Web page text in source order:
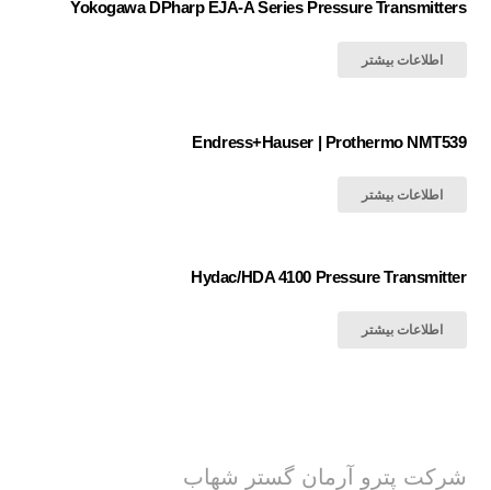
Yokogawa DPharp EJA-A Series Pressure Transmitters
اطلاعات بیشتر
Endress+Hauser | Prothermo NMT539
اطلاعات بیشتر
Hydac/HDA 4100 Pressure Transmitter
اطلاعات بیشتر
شرکت پترو آرمان گستر شهاب